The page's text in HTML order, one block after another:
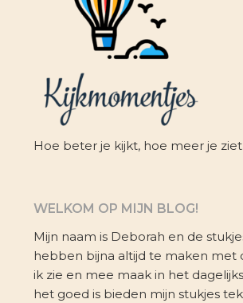
Hoe beter je kijkt, hoe meer je ziet.
WELKOM OP MIJN BLOG!
Mijn naam is Deborah en de
hebben bijna altijd te maken met
ik zie en mee maak in het
het goed is bieden mijn stukjes